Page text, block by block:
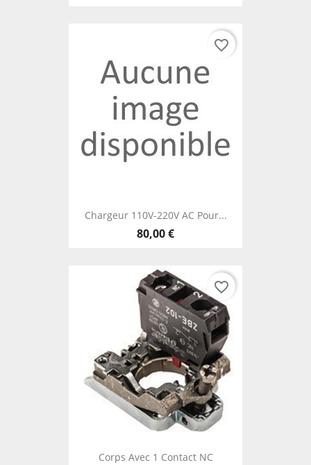
Chargeur 110V-220V AC Pour...
80,00 €
favorite_border
Corps Avec 1 Contact NC
favorite_border